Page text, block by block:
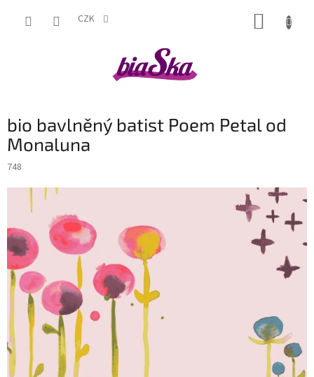
CZK
bio bavlněný batist Poem Petal od
Monaluna
748